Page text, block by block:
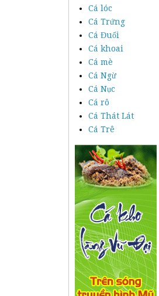
Cá lóc
Cá Trứng
Cá Đuối
Cá khoai
Cá mè
Cá Ngừ
Cá Nục
Cá rô
Cá Thát Lát
Cá Trê